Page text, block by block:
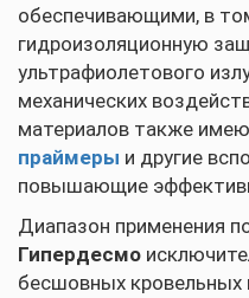
обеспечивающими, в
гидроизоляционную
ультрафиолетового
механических
материалов также
праймеры и другие
повышающие
Диапазон применения
Гипердесмо
бесшовных кровельных